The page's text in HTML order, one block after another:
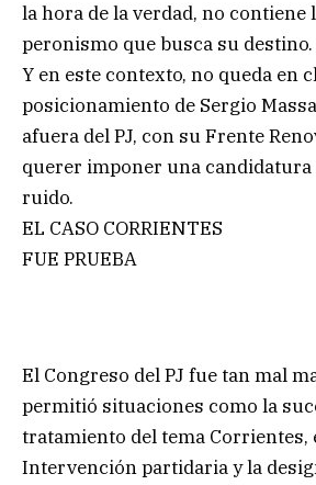
la hora de la verdad, no contiene
peronismo que busca su destino.
Y en este contexto, no queda en
posicionamiento de Sergio
afuera del PJ, con su Frente
querer imponer una candidatura
ruido.
EL CASO CORRIENTES
FUE PRUEBA
El Congreso del PJ fue tan mal
permitió situaciones como la
tratamiento del tema Corrientes,
Intervención partidaria y la